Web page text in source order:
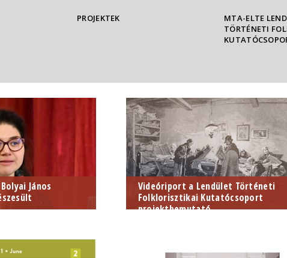
PROJEKTEK
MTA-ELTE
TÖRTÉNETI
János
Videóriport a Lendület Történeti
Folklorisztikai Kutatócsoport
projektbemutató...